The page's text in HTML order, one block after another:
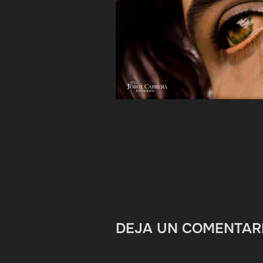
DEJA UN